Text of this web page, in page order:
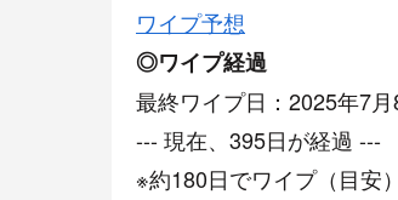
ワイプ予想
◎ワイプ経過
最終ワイプ日：2025年7月
--- 現在、395日が経過 ---
※約180日でワイプ（目安）